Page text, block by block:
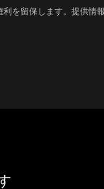
を留保します。提供情